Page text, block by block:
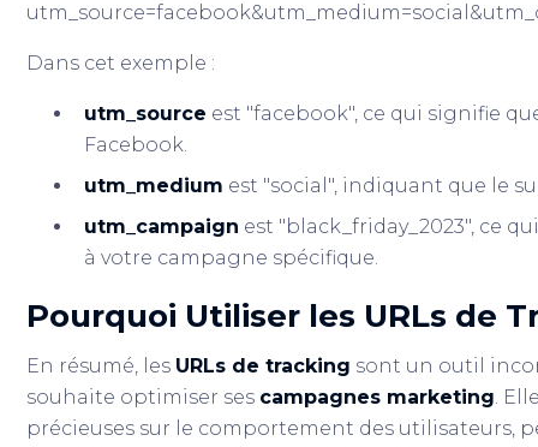
Dans cet exemple :
utm_source est "facebook", ce qui signifie
Facebook.
utm_medium est "social", indiquant que le
utm_campaign est "black_friday_2023", ce
à votre campagne spécifique.
Pourquoi Utiliser les URLs de
En résumé, les URLs de tracking sont un outil
souhaite optimiser ses campagnes marketing.
précieuses sur le comportement des utilisateurs,